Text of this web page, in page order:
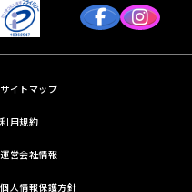
サイトマップ
利用規約
運営会社情報
個人情報保護方針